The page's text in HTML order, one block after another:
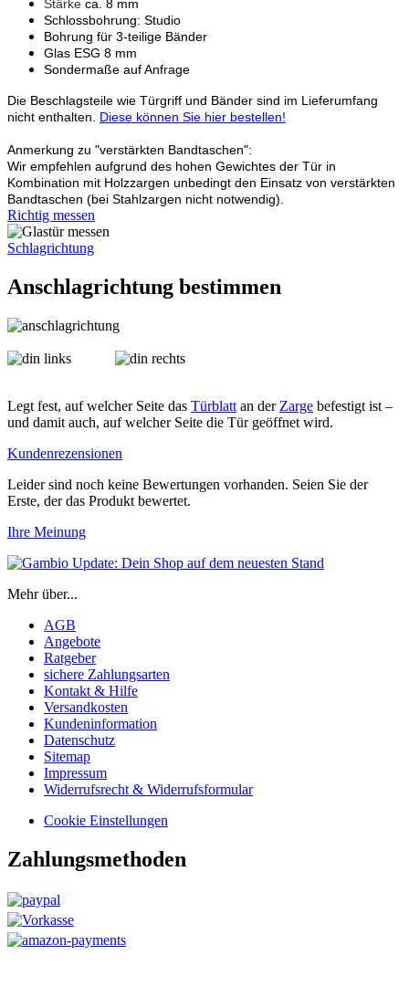
Stärke ca. 8 mm
Schlossbohrung: Studio
Bohrung für 3-teilige Bänder
Glas ESG 8 mm
Sondermaße auf Anfrage
Die Beschlagsteile wie Türgriff und Bänder sind im Lieferumfang
nicht enthalten. Diese können Sie hier bestellen!
Anmerkung zu "verstärkten Bandtaschen":
Wir empfehlen aufgrund des hohen Gewichtes der Tür in
Kombination mit Holzzargen unbedingt den Einsatz von verstärkten
Bandtaschen (bei Stahlzargen nicht notwendig).
Richtig messen
Schlagrichtung
Anschlagrichtung bestimmen
Legt fest, auf welcher Seite das Türblatt an der Zarge befestigt ist –
und damit auch, auf welcher Seite die Tür geöffnet wird.
Kundenrezensionen
Leider sind noch keine Bewertungen vorhanden. Seien Sie der
Erste, der das Produkt bewertet.
Ihre Meinung
Mehr über...
AGB
Angebote
Ratgeber
sichere Zahlungsarten
Kontakt & Hilfe
Versandkosten
Kundeninformation
Datenschutz
Sitemap
Impressum
Widerrufsrecht & Widerrufsformular
Cookie Einstellungen
Zahlungsmethoden